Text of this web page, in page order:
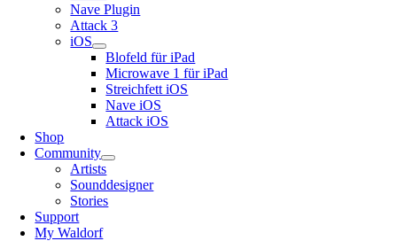
Nave Plugin
Attack 3
iOS
Blofeld für iPad
Microwave 1 für iPad
Streichfett iOS
Nave iOS
Attack iOS
Shop
Community
Artists
Sounddesigner
Stories
Support
My Waldorf